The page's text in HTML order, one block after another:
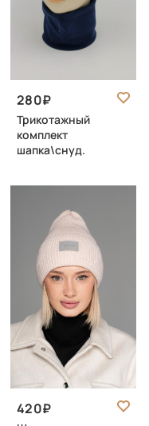
280
Трикотажный
комплект
шапка\снуд.
420